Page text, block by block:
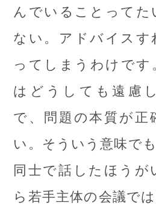
んでいることってた
ない。アドバイスす
ってしまうわけです
はどうしても遠慮
で、問題の本質が正
い。そういう意味で
同士で話したほうが
ら若手主体の会議で